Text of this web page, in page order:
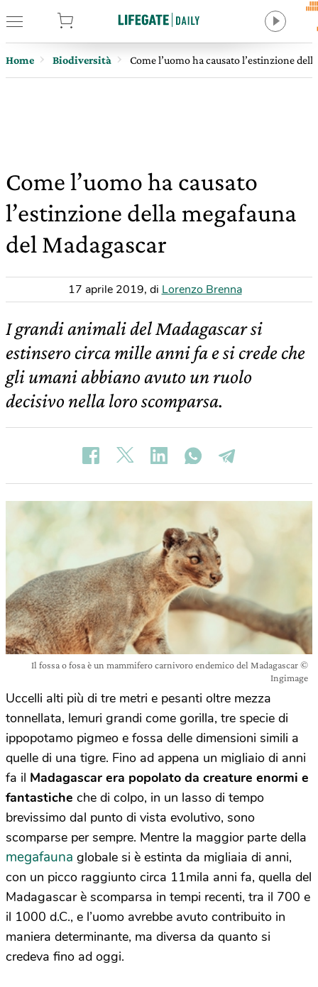
Home Biodiversità Come l’uomo ha causato l’estinzione
Come l’uomo ha causato
l’estinzione della megafauna
del Madagascar
17 aprile 2019, di Lorenzo Brenna
I grandi animali del Madagascar si
estinsero circa mille anni fa e si crede che
gli umani abbiano avuto un ruolo
decisivo nella loro scomparsa.
Il fossa o fosa è un mammifero carnivoro endemico del Madagascar ©
Ingimage
Uccelli alti più di tre metri e pesanti oltre mezza
tonnellata, lemuri grandi come gorilla, tre specie di
ippopotamo pigmeo e fossa delle dimensioni simili a
quelle di una tigre. Fino ad appena un migliaio di anni
fa il Madagascar era popolato da creature enormi e
fantastiche che di colpo, in un lasso di tempo
brevissimo dal punto di vista evolutivo, sono
scomparse per sempre. Mentre la maggior parte della
megafauna globale si è estinta da migliaia di anni,
con un picco raggiunto circa 11mila anni fa, quella del
Madagascar è scomparsa in tempi recenti, tra il 700 e
il 1000 d.C., e l’uomo avrebbe avuto contribuito in
maniera determinante, ma diversa da quanto si
credeva fino ad oggi.